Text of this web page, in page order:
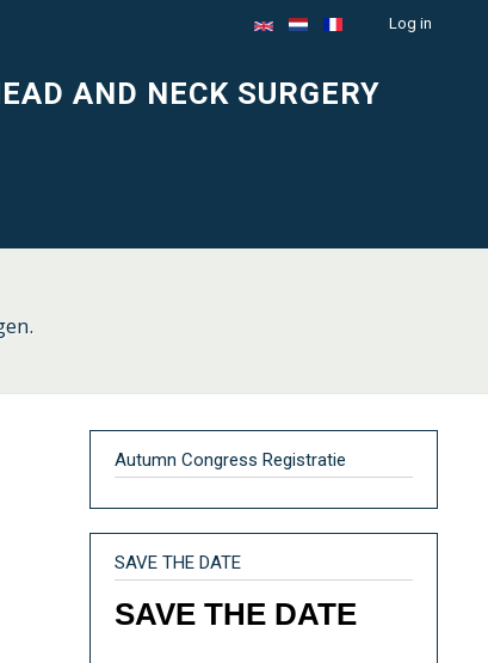
Menu
compte
Log in
AND NECK SURGERY
Autumn Congress Registratie
SAVE THE DATE
SAVE THE DATE